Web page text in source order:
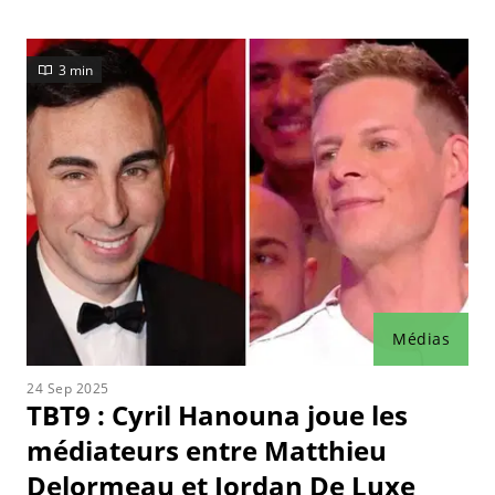
À la rentrée 2019, il intègre la bande des
chroniqueurs de l'émission "Touche pas à mon poste".
Médias
3 min
24 Sep 2025
TBT9 : Cyril Hanouna joue les
médiateurs entre Matthieu
Delormeau et Jordan De Luxe